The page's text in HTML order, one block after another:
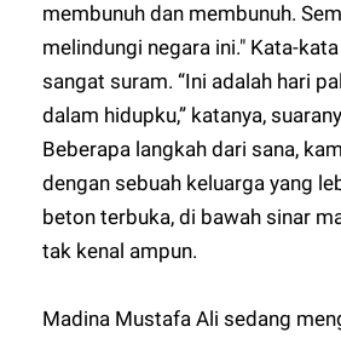
membunuh dan membunuh.
melindungi negara ini." Kata-
sangat suram. “Ini adalah hari
dalam hidupku,” katanya,
Beberapa langkah dari sana,
dengan sebuah keluarga yang
beton terbuka, di bawah sinar
tak kenal ampun.
Madina Mustafa Ali sedang